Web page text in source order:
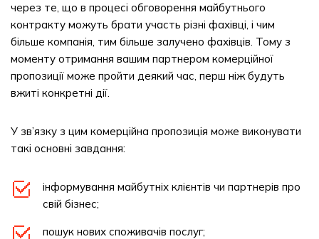
через те, що в процесі обговорення майбутнього
контракту можуть брати участь різні фахівці, і чим
більше компанія, тим більше залучено фахівців. Тому з
моменту отримання вашим партнером комерційної
пропозиції може пройти деякий час, перш ніж будуть
вжиті конкретні дії.
У зв’язку з цим комерційна пропозиція може виконувати
такі основні завдання:
інформування майбутніх клієнтів чи партнерів про
свій бізнес;
пошук нових споживачів послуг;